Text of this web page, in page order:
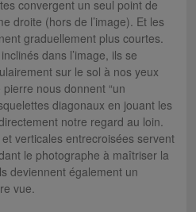
convergent un seul point de
droite (hors de l’image). Et les
graduellement plus courtes.
dans l’image, ils se
sur le sol à nos yeux
nous donnent “un
diagonaux en jouant les
notre regard au loin.
verticales entrecroisées servent
le photographe à maîtriser la
deviennent également un
vue.